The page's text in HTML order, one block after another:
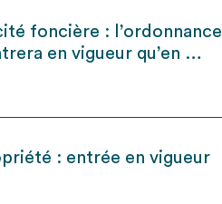
foncière : l’ordonnance
en vigueur qu’en …
: entrée en vigueur